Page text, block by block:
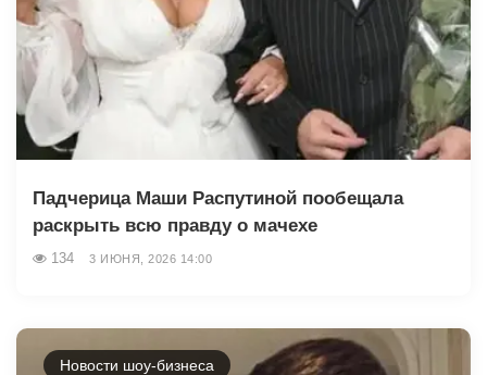
Падчерица Маши Распутиной пообещала
раскрыть всю правду о мачехе
134 3 ИЮНЯ, 2026 14:00
Новости шоу-бизнеса